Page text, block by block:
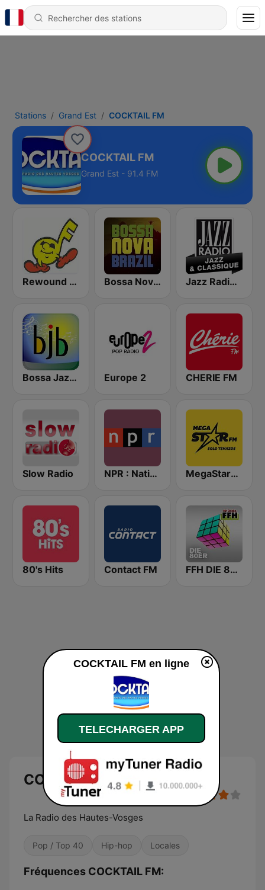
Stations Grand Est COCKTAIL FM
COCKTAIL FM
Grand Est - 91.4 FM
Rewound Radio Bossa Nova Brazil Jazz Radio Jazz & Classique
Bossa Jazz Brasil Europe 2 CHERIE FM
Slow Radio NPR : National Public Radio MegaStarFM
80's Hits Contact FM FFH DIE 80ER
COCKTAIL FM
La Radio des Hautes-Vosges
Pop / Top 40 Hip-hop Locales
Fréquences COCKTAIL FM:
COCKTAIL FM en ligne
TELECHARGER APP